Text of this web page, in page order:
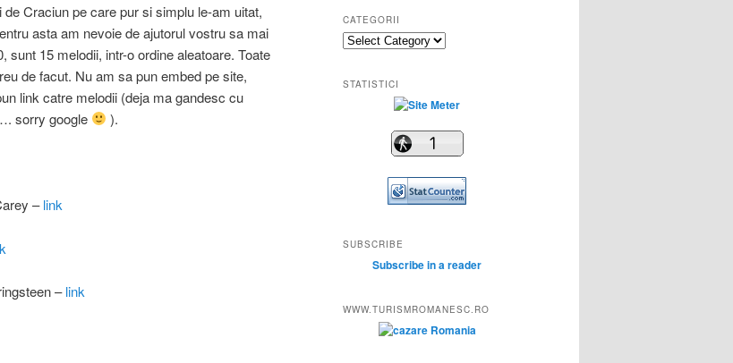
Craciun pe care pur si simplu le-am uitat,
asta am nevoie de ajutorul vostru sa mai
sunt 15 melodii, intr-o ordine aleatoare. Toate
de facut. Nu am sa pun embed pe site,
link catre melodii (deja ma gandesc cu
sorry google
).
–link
–link
CATEGORII
Categorii
STATISTICI
SUBSCRIBE
Subscribe in a reader
WWW.TURISMROMANESC.RO